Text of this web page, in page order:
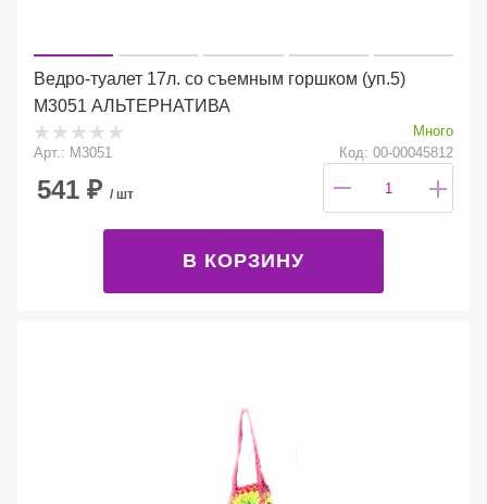
Ведро-туалет 17л. со съемным горшком (уп.5)
М3051 АЛЬТЕРНАТИВА
Много
Арт.: М3051
Код: 00-00045812
541 ₽ / шт
В КОРЗИНУ